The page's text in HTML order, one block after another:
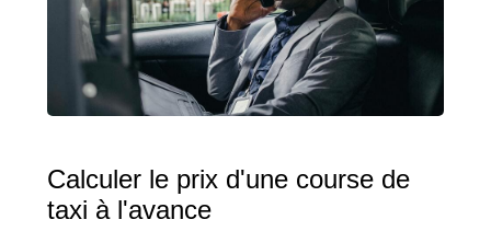
Calculer le prix d'une course de
taxi à l'avance